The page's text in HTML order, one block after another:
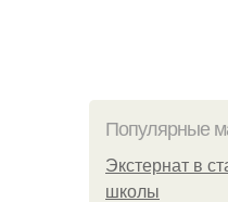
Популярные
Экстернат в
школы